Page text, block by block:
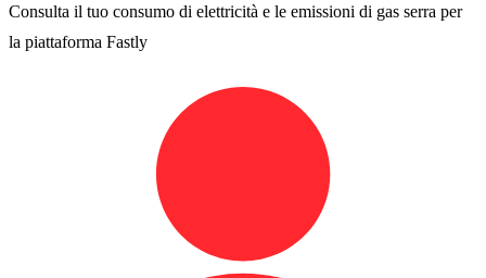
Consulta il tuo consumo di elettricità e le emissioni di gas serra per
la piattaforma Fastly